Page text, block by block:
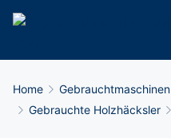
Breadcrumb-Navigation
Home Gebrauchtmaschinen
Gebrauchte Holzhäcksler